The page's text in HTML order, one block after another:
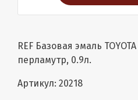
REF Базовая эмаль
перламутр, 0.9л.
Артикул: 20218